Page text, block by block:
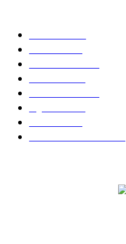
ข่าวเกมส์1162
เกม PC604
เกมส์ออนไลน์80
เกมส์มือถือ71
เกมส์คอนโซล67
สกู๊ปพิเศษ63
10 อันดับ24
วางจอย ปล่อยเมาส์23